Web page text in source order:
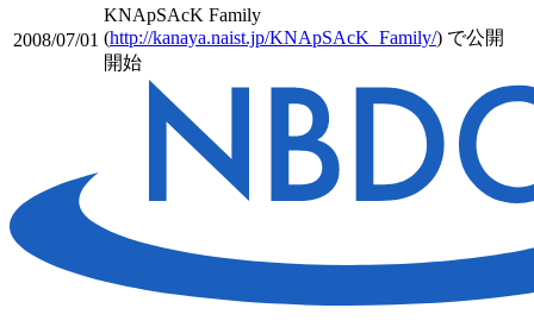
2008/07/01
KNApSAcK Family
(http://kanaya.naist.jp/KNApSAcK_Family/) で公開
開始